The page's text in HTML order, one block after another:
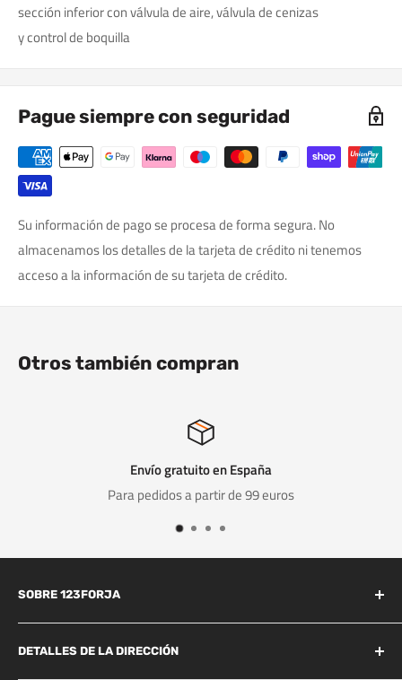
sección inferior con válvula de aire, válvula de cenizas
y control de boquilla
Pague siempre con seguridad
Su información de pago se procesa de forma segura. No
almacenamos los detalles de la tarjeta de crédito ni tenemos
acceso a la información de su tarjeta de crédito.
Otros también compran
Envío gratuito en España
Para pedidos a partir de 99 euros
SOBRE 123FORJA
123forja tiene años de experiencia en el campo de la forja y la
fundición.
DETALLES DE LA DIRECCIÓN